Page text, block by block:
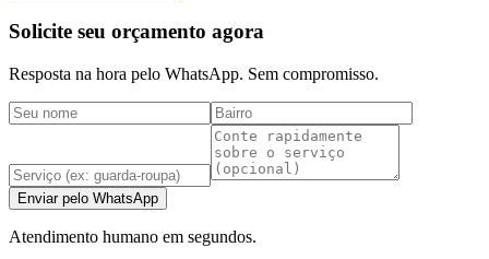
Solicite seu orçamento agora
Resposta na hora pelo WhatsApp. Sem compromisso.
Enviar pelo WhatsApp
Atendimento humano em segundos.